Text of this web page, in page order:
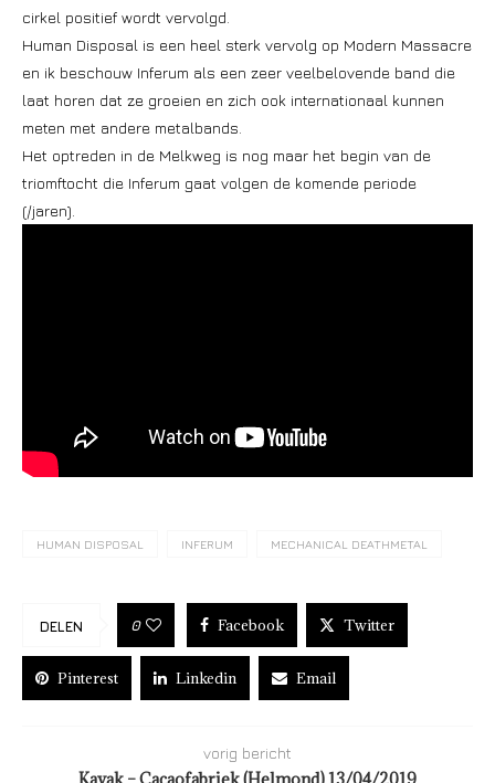
cirkel positief wordt vervolgd.
Human Disposal is een heel sterk vervolg op Modern Massacre
en ik beschouw Inferum als een zeer veelbelovende band die
laat horen dat ze groeien en zich ook internationaal kunnen
meten met andere metalbands.
Het optreden in de Melkweg is nog maar het begin van de
triomftocht die Inferum gaat volgen de komende periode
(/jaren).
HUMAN DISPOSAL INFERUM MECHANICAL DEATHMETAL
DELEN 0 Facebook Twitter
Pinterest Linkedin Email
vorig bericht